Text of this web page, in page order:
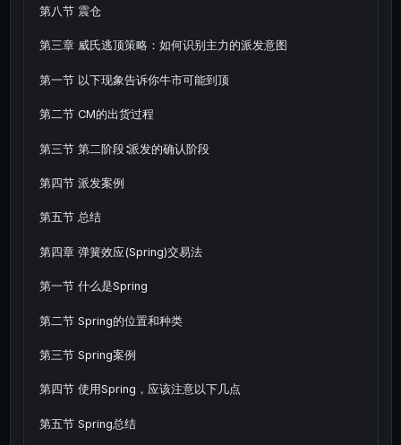
第八节 震仓
第三章 威氏逃顶策略：如何识别主力的派发意图
第一节 以下现象告诉你牛市可能到顶
第二节 CM的出货过程
第三节 第二阶段∶派发的确认阶段
第四节 派发案例
第五节 总结
第四章 弹簧效应(Spring)交易法
第一节 什么是Spring
第二节 Spring的位置和种类
第三节 Spring案例
第四节 使用Spring，应该注意以下几点
第五节 Spring总结